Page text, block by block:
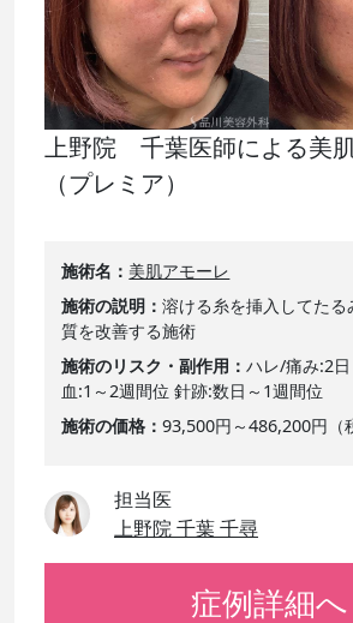
上野院 千葉医師による美
（プレミア）
施術名
美肌アモーレ
施術の説明
溶ける糸を挿入してた
質を改善する施術
施術のリスク・副作用
ハレ/痛み:2
血:1～2週間位 針跡:数日～1週間位
施術の価格
93,500円～486,200円（
担当医
上野院 千葉 千尋
症例詳細へ